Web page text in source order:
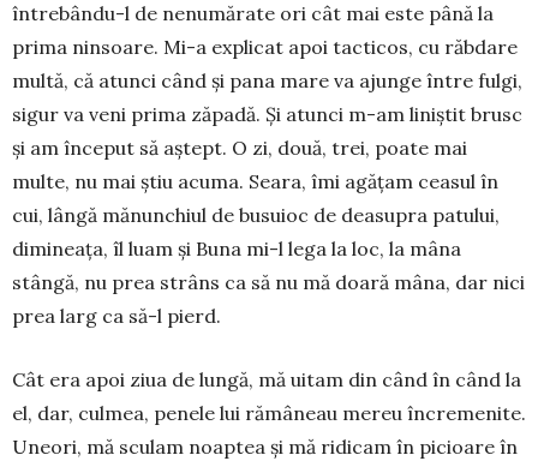
întrebându-l de nenumărate ori cât mai este până la
prima ninsoare. Mi-a explicat apoi tacticos, cu răbdare
multă, că atunci când şi pana mare va ajunge între fulgi,
sigur va veni prima zăpadă. Şi atunci m-am liniştit brusc
şi am în­ce­put să aştept. O zi, două, trei, poate mai
multe, nu mai ştiu acuma. Seara, îmi agăţam ceasul în
cui, lângă mănunchiul de busuioc de deasupra patului,
dimineaţa, îl luam şi Buna mi-l lega la loc, la mâna
stângă, nu prea strâns ca să nu mă doară mâna, dar nici
prea larg ca să-l pierd.
Cât era apoi ziua de lungă, mă uitam din când în când la
el, dar, culmea, penele lui rămâneau me­reu încremenite.
Uneori, mă sculam noaptea şi mă ridicam în picioare în